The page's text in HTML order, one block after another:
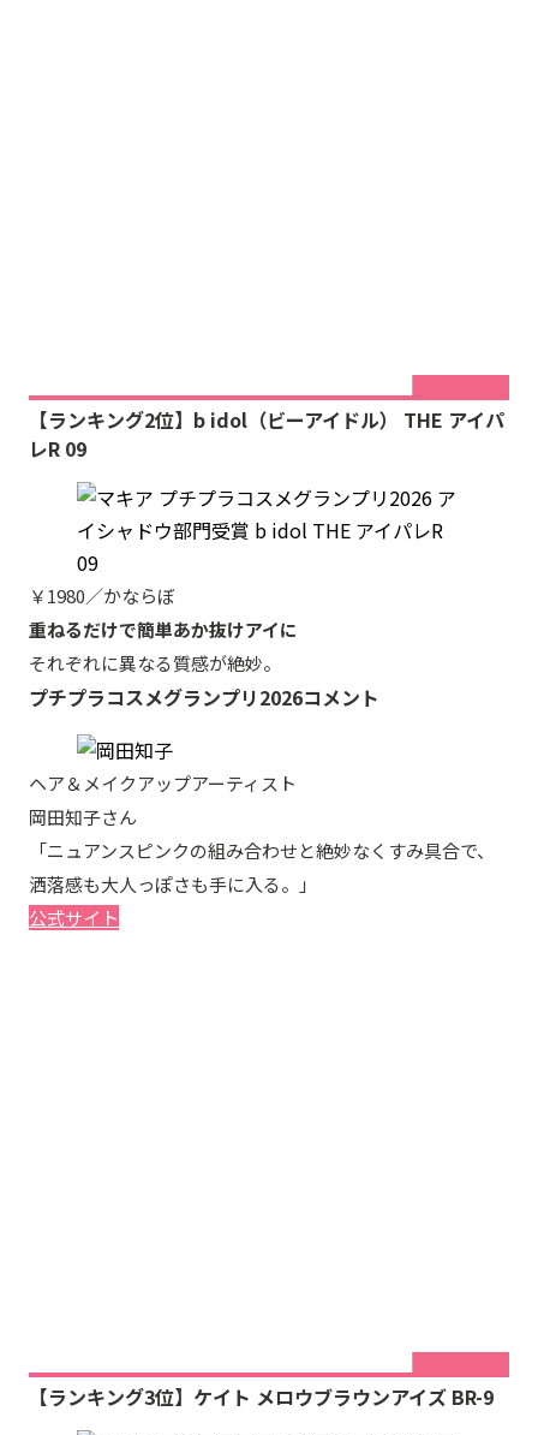
【ランキング2位】b idol（ビーアイドル） THE アイパ
レR 09
￥1980／かならぼ
重ねるだけで簡単あか抜けアイに
それぞれに異なる質感が絶妙。
プチプラコスメグランプリ2026コメント
ヘア＆メイクアップアーティスト
岡田知子さん
「ニュアンスピンクの組み合わせと絶妙なくすみ具合で、
洒落感も大人っぽさも手に入る。」
公式サイト
【ランキング3位】ケイト メロウブラウンアイズ BR-9